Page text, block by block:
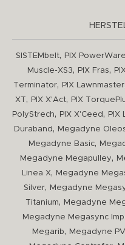
SISTEMbelt, PIX PowerWare
Muscle-XS3, PIX Fras,
Terminator, PIX Lawnmaster
XT, PIX X'Act, PIX
PolyStrech, PIX X'Ceed , PIX
Duraband , Megadyne
Megadyne Basic,
Megadyne Megapulley,
Linea X, Megadyne
Silver, Megadyne
Titanium, Megadyne
Megadyne Megasync
Megarib, Megadyne